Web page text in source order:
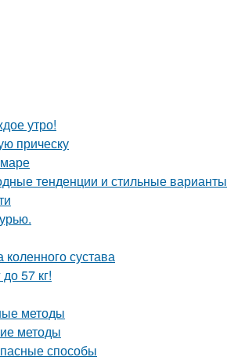
утро!
прическу
тенденции и стильные варианты
сустава
57 кг!
методы
методы
способы